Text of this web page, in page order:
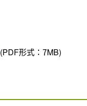
(PDF形式：7MB)